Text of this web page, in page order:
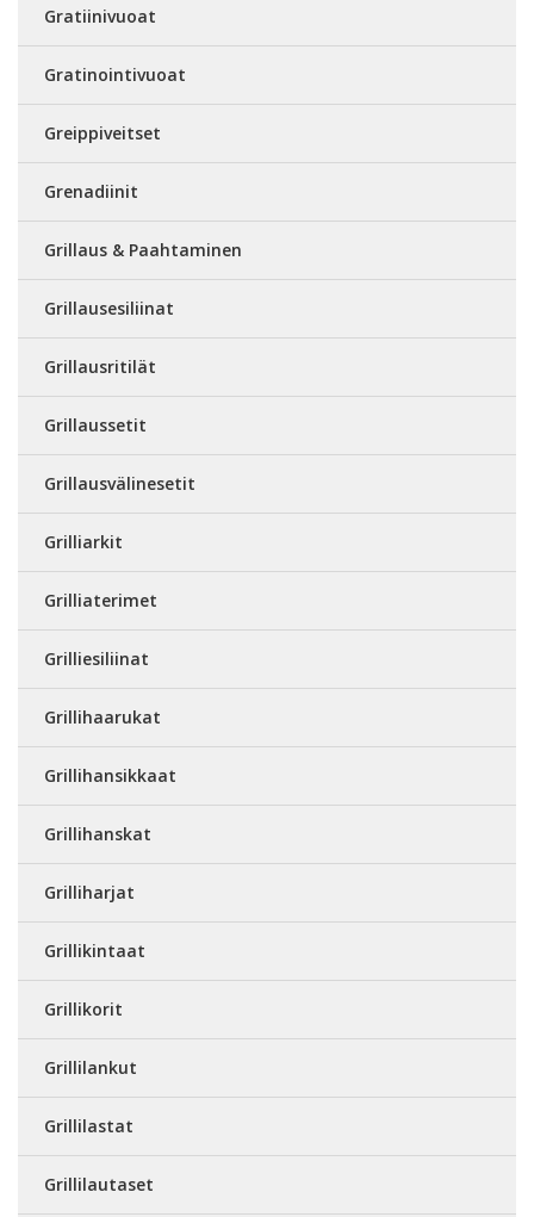
Gratiinivuoat
Gratinointivuoat
Greippiveitset
Grenadiinit
Grillaus & Paahtaminen
Grillausesiliinat
Grillausritilät
Grillaussetit
Grillausvälinesetit
Grilliarkit
Grilliaterimet
Grilliesiliinat
Grillihaarukat
Grillihansikkaat
Grillihanskat
Grilliharjat
Grillikintaat
Grillikorit
Grillilankut
Grillilastat
Grillilautaset